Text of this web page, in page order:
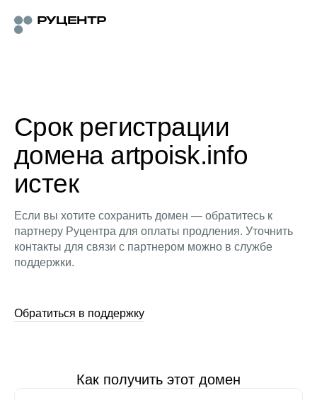
Срок регистрации
домена artpoisk.info
истек
Если вы хотите сохранить домен — обратитесь к
партнеру Руцентра для оплаты продления. Уточнить
контакты для связи с партнером можно в службе
поддержки.
Обратиться в поддержку
Как получить этот домен